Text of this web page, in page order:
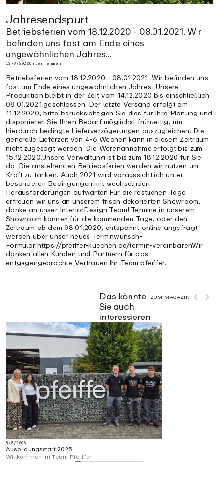
Jahresendspurt
Betriebsferien vom 18.12.2020 - 08.01.2021. Wir
befinden uns fast am Ende eines
ungewöhnlichen Jahres...
12/9/2020Unternehmen
Betriebsferien vom 18.12.2020 - 08.01.2021. Wir befinden uns
fast am Ende eines ungewöhnlichen Jahres...Unsere
Produktion bleibt in der Zeit vom 14.12.2020 bis einschließlich
08.01.2021 geschlossen. Der letzte Versand erfolgt am
11.12.2020, bitte berücksichtigen Sie dies für Ihre Planung und
disponieren Sie Ihren Bedarf möglichst frühzeitig, um
hierdurch bedingte Lieferverzögerungen auszugleichen. Die
generelle Lieferzeit von 4-6 Wochen kann in diesem Zeitraum
nicht zugesagt werden. Die Warenannahme erfolgt bis zum
15.12.2020.Unsere Verwaltung ist bis zum 18.12.2020 für Sie
da. Die anstehenden Betriebsferien werden wir nutzen um
Kraft zu tanken. Auch 2021 wird voraussichtlich unter
besonderen Bedingungen mit wechselnden
Herausforderungen aufwarten.Für die restlichen Tage
erfreuen wir uns an unserem frisch dekorierten Showroom,
danke an unser InteriorDesign Team! Termine in unserem
Showroom können für die kommenden Tage, oder den
Zeitraum ab dem 08.01.2020, entspannt online angefragt
werden über unser neues Terminwunsch-
Formular:https://pfeiffer-kuechen.de/termin-vereinbarenWir
danken allen Kunden und Partnern für das
entgegengebrachte Vertrauen.Ihr Team pfeıffer.
Das könnte
Sie auch
interessieren
ZUM MAGAZIN
8/8/2025
Ausbildungsstart 2025
Willkommen im Team Pfeiffer!